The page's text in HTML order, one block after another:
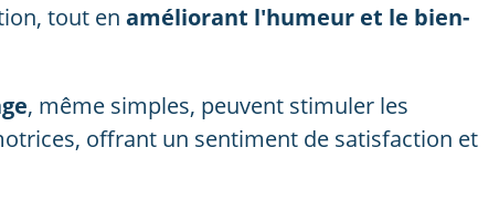
tout en améliorant l'humeur et le bien-
, même simples, peuvent stimuler les
offrant un sentiment de satisfaction et